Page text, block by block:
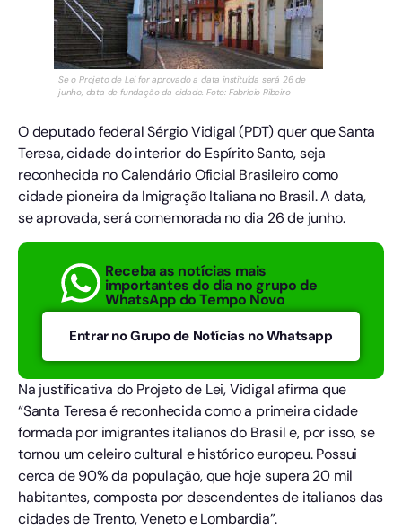
Se o Projeto de Lei for aprovado a data instituída será 26 de
junho, data de fundação da cidade. Foto: Fabrício Ribeiro
O deputado federal Sérgio Vidigal (PDT) quer que Santa
Teresa, cidade do interior do Espírito Santo, seja
reconhecida no Calendário Oficial Brasileiro como
cidade pioneira da Imigração Italiana no Brasil. A data,
se aprovada, será comemorada no dia 26 de junho.
Receba as notícias mais
importantes do dia no grupo de
WhatsApp do Tempo Novo
Entrar no Grupo de Notícias no Whatsapp
Na justificativa do Projeto de Lei, Vidigal afirma que
“Santa Teresa é reconhecida como a primeira cidade
formada por imigrantes italianos do Brasil e, por isso, se
tornou um celeiro cultural e histórico europeu. Possui
cerca de 90% da população, que hoje supera 20 mil
habitantes, composta por descendentes de italianos das
cidades de Trento, Veneto e Lombardia”.